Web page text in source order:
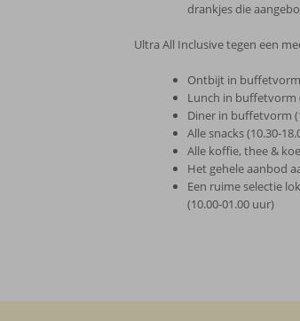
drankjes die
Ultra All Inclusive tegen een
Ontbijt in buffetvorm
Lunch in buffetvorm
Diner in buffetvorm
Alle snacks (10.30-
Alle koffie, thee &
Het gehele aanbod
Een ruime selectie
(10.00-01.00 uur)